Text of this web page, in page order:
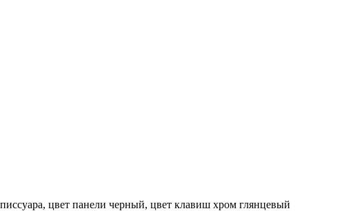
цвет панели черный, цвет клавиш хром глянцевый